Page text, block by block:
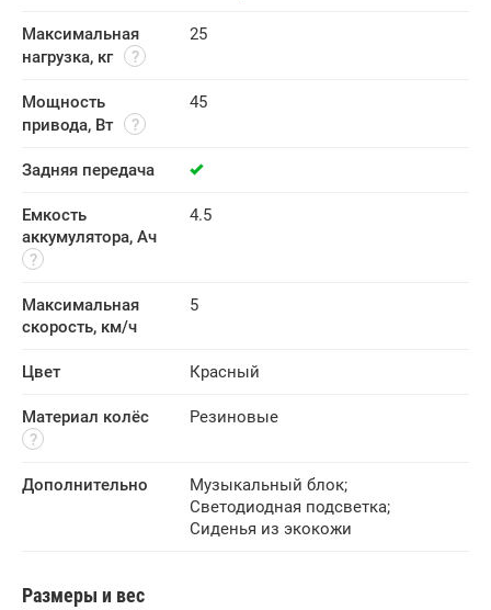
Максимальная
нагрузка, кг
25
Мощность
привода, Вт
45
Задняя передача
Емкость
аккумулятора, Ач
4.5
Максимальная
скорость, км/ч
5
Цвет Красный
Материал колёс Резиновые
Дополнительно Музыкальный блок;
Светодиодная подсветка;
Сиденья из экокожи
Размеры и вес